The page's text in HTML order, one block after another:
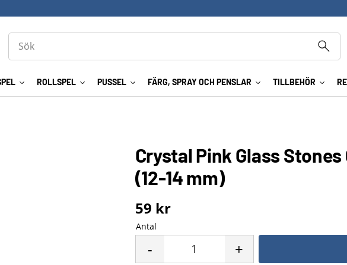
ROLLSPEL PUSSEL FÄRG, SPRAY OCH PENSLAR TILLBEHÖR
Crystal Pink Glass
(12-14 mm)
59 kr
Antal
+
-